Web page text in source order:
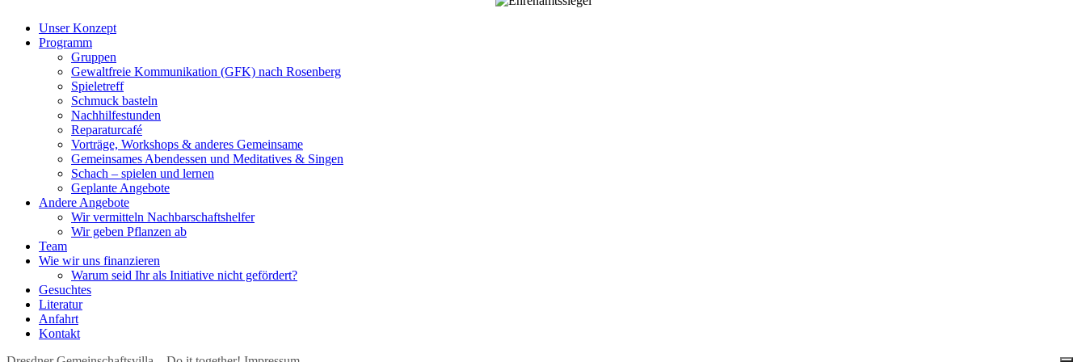
Unser Konzept
Programm
Gruppen
Gewaltfreie Kommunikation (GFK) nach Rosenberg
Spieletreff
Schmuck basteln
Nachhilfestunden
Reparaturcafé
Vorträge, Workshops & anderes Gemeinsame
Gemeinsames Abendessen und Meditatives & Singen
Schach – spielen und lernen
Geplante Angebote
Andere Angebote
Wir vermitteln Nachbarschaftshelfer
Wir geben Pflanzen ab
Team
Wie wir uns finanzieren
Warum seid Ihr als Initiative nicht gefördert?
Gesuchtes
Literatur
Anfahrt
Kontakt